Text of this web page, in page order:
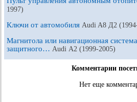
1997)
Ключи от автомобиля Audi A8 Д2
Магнитола или навигационная
защитного… Audi А2 (1999-2005)
Комментарии
Нет еще